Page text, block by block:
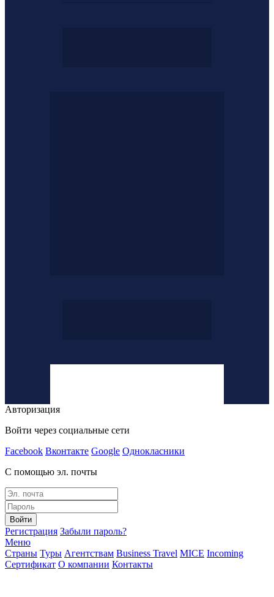
Авторизация
Войти через социальные сети
Facebook Вконтакте Google Однокласники
С помощью эл. почты
Войти
Регистрация Забыли пароль?
Меню
Страны Туры Агентствам Business Travel MICE Incoming
Сертификат О компании Контакты